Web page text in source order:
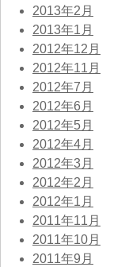
2013年2月
2013年1月
2012年12月
2012年11月
2012年7月
2012年6月
2012年5月
2012年4月
2012年3月
2012年2月
2012年1月
2011年11月
2011年10月
2011年9月